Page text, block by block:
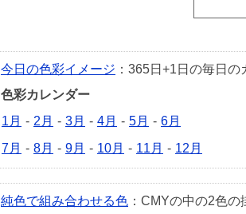
今日の色彩イメージ ：365日+1日の毎日の
色彩カレンダー
1月 - 2月 - 3月 - 4月 - 5月 - 6月
7月 - 8月 - 9月 - 10月 - 11月 - 12月
純色で組み合わせる色 ：CMYの中の2色